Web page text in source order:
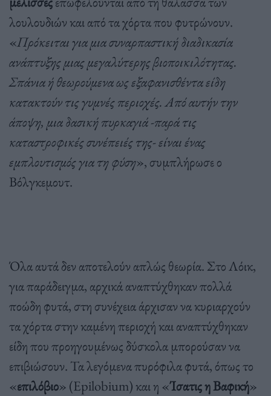
λουλουδιών και από τα χόρτα που φυτρώνουν.
«Πρόκειται για μια συναρπαστική διαδικασία
ανάπτυξης μιας μεγαλύτερης βιοποικιλότητας.
Σπάνια ή θεωρούμενα ως εξαφανισθέντα είδη
κατακτούν τις γυμνές περιοχές. Από αυτήν την
άποψη, μια δασική πυρκαγιά -παρά τις
καταστροφικές συνέπειές της- είναι ένας
εμπλουτισμός για τη φύση», συμπλήρωσε ο
Βόλγκεμουτ.
Όλα αυτά δεν αποτελούν απλώς θεωρία. Στο Λόικ,
για παράδειγμα, αρχικά αναπτύχθηκαν πολλά
ποώδη φυτά, στη συνέχεια άρχισαν να κυριαρχούν
τα χόρτα στην καμένη περιοχή και αναπτύχθηκαν
είδη που προηγουμένως δύσκολα μπορούσαν να
επιβιώσουν. Τα λεγόμενα πυρόφιλα φυτά, όπως το
«επιλόβιο» (Epilobium) και η «Ίσατις ηΒαφική»